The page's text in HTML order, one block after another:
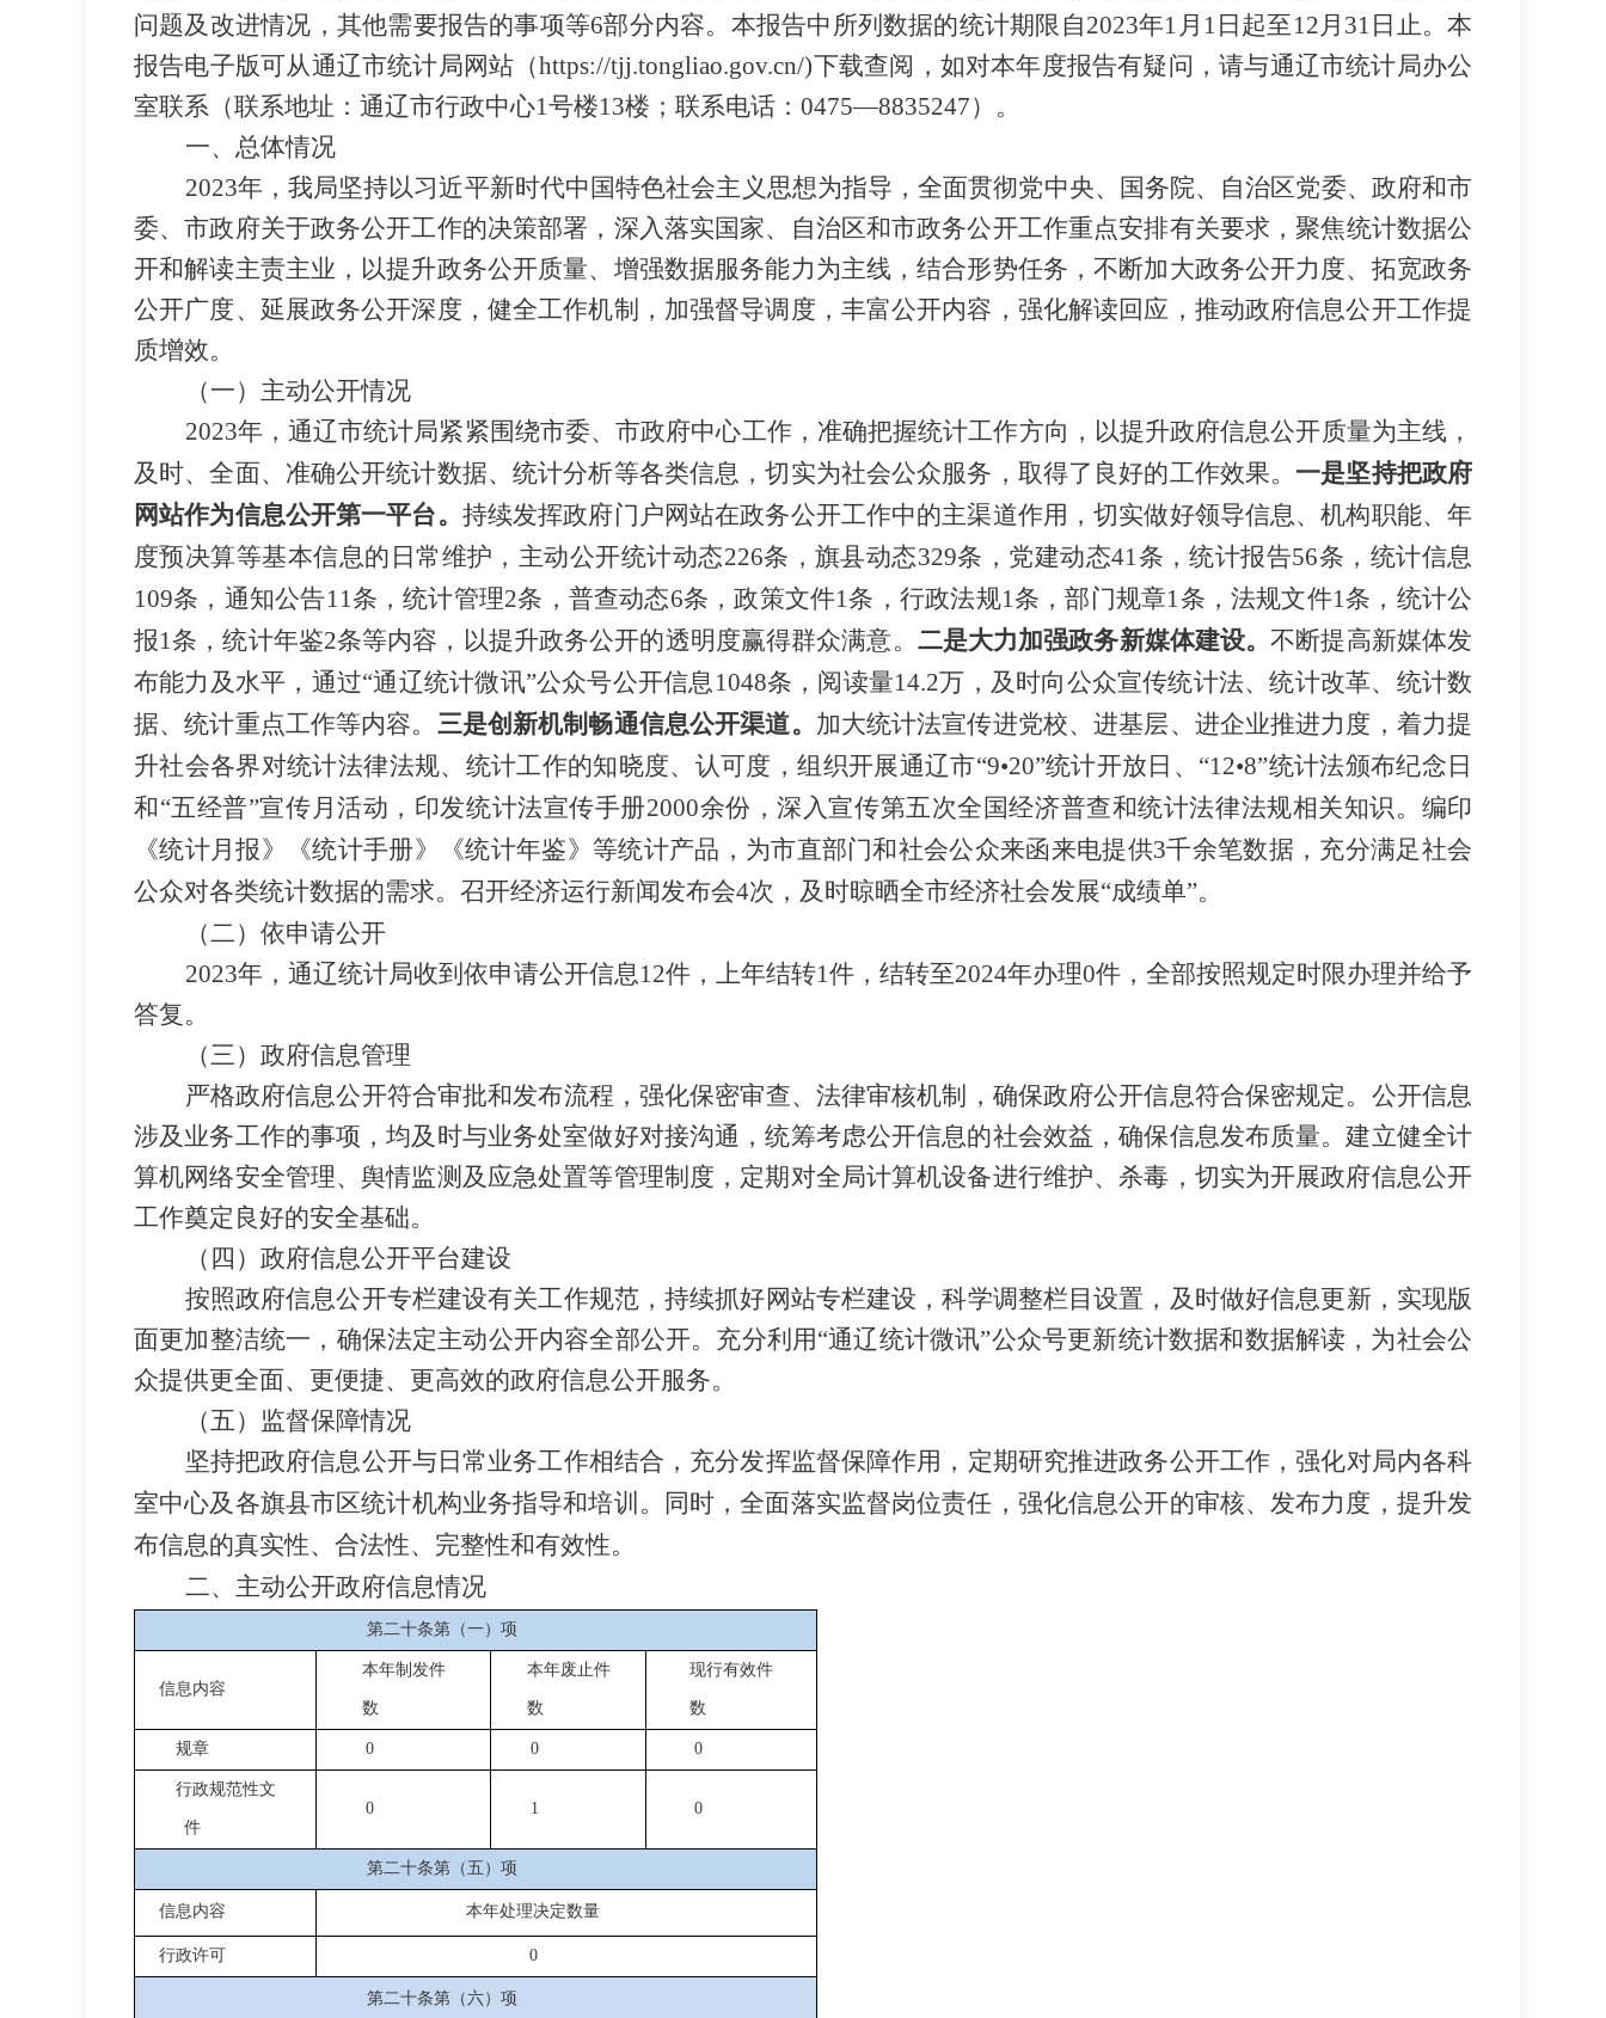
问题及改进情况， 其他需要报告的事项等6部分内容。 本报告中所列数据的统计期限自2023年1 月 1 日起至12月 31 日止。本
报告电子版可从通辽市统计局网站（https://tjj.tongliao.gov.cn/)下载查阅， 如对本年度报告有疑问，请与通辽市统计局办公
室联系 （联系地址： 通辽市行政中心1号楼13楼 ；联系电话： 0475—8835247） 。
一、总体情况
2023年，我局坚持以习近平新时代中国特色社会主义思想为指导，全面贯彻党中央、国务院、 自治区党委、 政府和市
委、市政府关于政务公开工作的决策部署，深入落实国家、自治区和市政务公开工作重点安排有关要求，聚焦统计数据公
开和解读主责主业，以提升政务公开质量、增强数据服务能力为主线，结合形势任务，不断加大政务公开力度、拓宽政务
公开广度、延展政务公开深度，健全工作机制，加强督导调度，丰富公开内容，强化解读回应，推动政府信息公开工作提
质增效。
（一） 主动公开情况
2023年 ， 通辽市统计局紧紧围绕市委、市政府中心工作，准确把握统计工作方向，以提升政府信息公开质量为主线，
及时、全面、准确公开统计数据、统计分析等各类信息，切实为社会公众服务，取得了良好的工作效果。 一是坚持把政府
网站作为信息公开第一平台。 持续发挥政府门户网站在政务公开工作中的主渠道作用，切实做好领导信息、机构职能、年
度预决算等基本信息的日常维护，主动公开统计动态226条，旗县动态329条，党建动态41条，统计报告56条，统计信息
109条，通知公告11条，统计管理2条，普查动态6条，政策文件1条，行政法规1条，部门规章1条，法规文件1条，统计公
报1条，统计年鉴2条等内容，以提升政务公开的透明度赢得群众满意。 二是大力加强政务新媒体建设。不断提高新媒体发
布能力及水平，通过“通辽统计微讯”公众号公开信息1048条， 阅读量14.2万，及时向公众宣传统计法、统计改革、统计数
据、统计重点工作等内容。 三是创新机制畅通信息公开渠道。 加大统计法宣传进党校、进基层、进企业推进力度，着力提
升社会各界对统计法律法规、统计工作的知晓度、认可度 ，组织开展通辽市“9•20”统计开放日 、“12•8”统计法颁布纪念日
和“五经普”宣传月活动， 印发统计法宣传手册2000余份，深入宣传第五次全国经济普查和统计法律法规相关知识。 编印
《统计月报》《统计手册》《统计年鉴》等统计产品 ， 为市直部门和社会公众来函来电提供3千余笔数据， 充分满足社会
公众对各类统计数据的需求。 召开经济运行新闻发布会4次，及时晾晒全市经济社会发展“成绩单”。
（二）依申请公开
2023年，通辽统计局收到 依申请公开信息12件，上年结转1件，结转至2024年办理0件， 全部按照规定时限办理并给予
答复。
（三）政府信息管理
严格政府信息公开符合审批和发布流程，强化保密审查、法律审核机制，确保政府公开信息符合保密规定。公开信息
涉及业务工作的事项，均及时与业务处室做好对接沟通，统筹考虑公开信息的社会效益，确保信息发布质量。建立健全计
算机网络安全管理、舆情监测及应急处置等管理制度，定期对全局计算机设备进行维护、杀毒，切实为开展政府信息公开
工作奠定良好的安全基础。
（四）政府信息公开平台建设
按照政府信息公开专栏建设有关工作规范，持续抓好网站专栏建设，科学调整栏目设置，及时做好信息更新，实现版
面更加整洁统一，确保法定主动公开内容全部公开。充分利用“通辽统计微讯”公众号更新统计数据和数据解读，为社会公
众提供更全面、更便捷、更高效的政府信息公开服务。
（五）监督保障情况
坚持把政府信息公开与日常业务工作相结合，充分发挥监督保障作用， 定期研究推进政务公开工作 ，强化对局内各科
室中心及 各旗县市区统计机构业务指导和培训 。 同时，全面落实监督岗位责任，强化信息公开的审核、发布力度，提升发
布信息的真实性、合法性、完整性和有效性。
二、主动公开政府信息情况
第二十条第（一）项
信息内容
本年制发件
数
本年废止件
数
现行有效件
数
规章 0 0 0
行政规范性文
件
0 1 0
第二十条第（五）项
信息内容 本年处理决定数量
行政许可 0
第二十条第（六）项